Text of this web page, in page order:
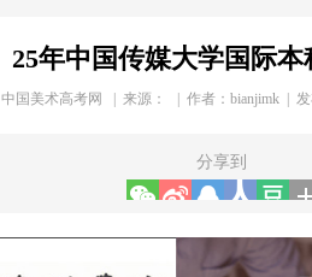
25年中国传媒大学国际
中国美术高考网 | 来源： | 作者： bianjimk | 发
分享到